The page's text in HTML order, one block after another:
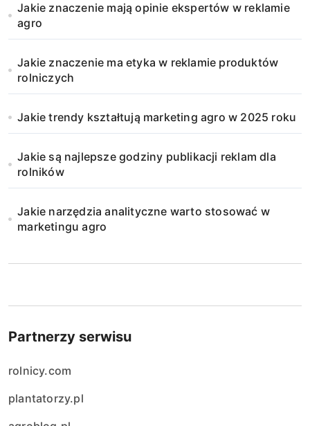
Jakie znaczenie mają opinie ekspertów w reklamie
agro
Jakie znaczenie ma etyka w reklamie produktów
rolniczych
Jakie trendy kształtują marketing agro w 2025 roku
Jakie są najlepsze godziny publikacji reklam dla
rolników
Jakie narzędzia analityczne warto stosować w
marketingu agro
Partnerzy serwisu
rolnicy.com
plantatorzy.pl